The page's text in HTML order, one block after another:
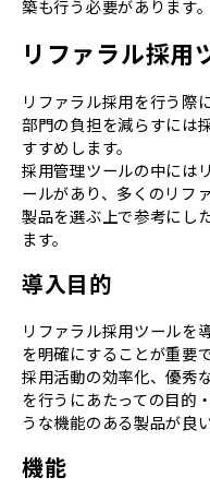
築も行う必要があります。
リファラル採用
リファラル採用を行う際
部門の負担を減らすには
すすめします。
採用管理ツールの中には
ールがあり、多くのリフ
製品を選ぶ上で参考にし
ます。
導入目的
リファラル採用ツールを
を明確にすることが重要で
採用活動の効率化、優秀
を行うにあたっての目的
うな機能のある製品が良
機能